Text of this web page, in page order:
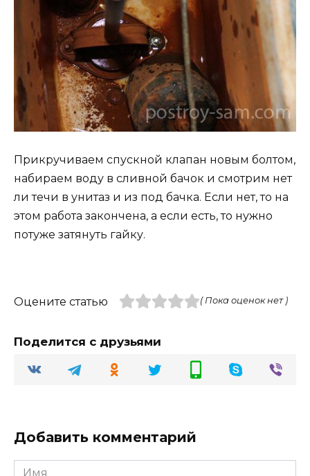
Прикручиваем спускной клапан новым болтом,
набираем воду в сливной бачок и смотрим нет
ли течи в унитаз и из под бачка. Если нет, то на
этом работа закончена, а если есть, то нужно
потуже затянуть гайку.
Оцените статью ( Пока оценок нет )
Поделится с друзьями
Добавить комментарий
Имя